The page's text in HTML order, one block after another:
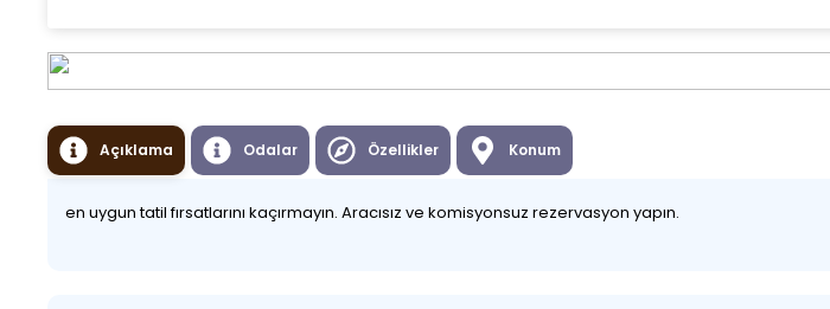
Açıklama Odalar Özellikler Konum
en uygun tatil fırsatlarını kaçırmayın. Aracısız ve komisyonsuz rezervasyon yapın.